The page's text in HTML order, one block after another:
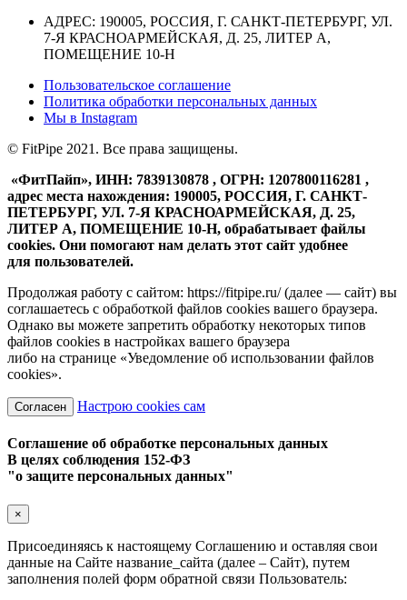
АДРЕС: 190005, РОССИЯ, Г. САНКТ-ПЕТЕРБУРГ, УЛ.
7-Я КРАСНОАРМЕЙСКАЯ, Д. 25, ЛИТЕР А,
ПОМЕЩЕНИЕ 10-Н
Пользовательское соглашение
Политика обработки персональных данных
Мы в Instagram
© FitPipe 2021. Все права защищены.
«ФитПайп», ИНН: 7839130878 , ОГРН: 1207800116281 ,
адрес места нахождения: 190005, РОССИЯ, Г. САНКТ-
ПЕТЕРБУРГ, УЛ. 7-Я КРАСНОАРМЕЙСКАЯ, Д. 25,
ЛИТЕР А, ПОМЕЩЕНИЕ 10-Н, обрабатывает файлы
cookies. Они помогают нам делать этот сайт удобнее
для пользователей.
Продолжая работу с сайтом: https://fitpipe.ru/ (далее — сайт) вы
соглашаетесь с обработкой файлов cookies вашего браузера.
Однако вы можете запретить обработку некоторых типов
файлов cookies в настройках вашего браузера
либо на странице «Уведомление об использовании файлов
cookies».
Согласен Настрою cookies сам
Соглашение об обработке персональных данных
В целях соблюдения 152-ФЗ
"о защите персональных данных"
×
Присоединяясь к настоящему Соглашению и оставляя свои
данные на Сайте название_сайта (далее – Сайт), путем
заполнения полей форм обратной связи Пользователь: